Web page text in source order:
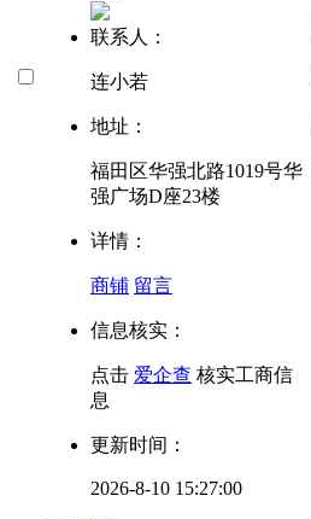
联系人：
连小若
地址：
福田区华强北路1019号华
强广场D座23楼
详情：
商铺 留言
信息核实：
点击 爱企查 核实工商信
息
更新时间：
2026-8-10 15:27:00